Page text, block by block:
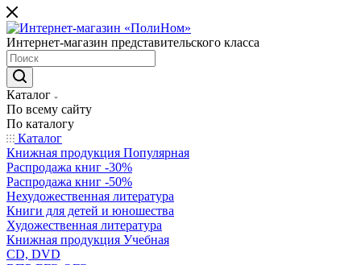
Интернет-магазин представительского класса
Каталог
По всему сайту
По каталогу
Каталог
Книжная продукция Популярная
Распродажа книг -30%
Распродажа книг -50%
Нехудожественная литература
Книги для детей и юношества
Художественная литература
Книжная продукция Учебная
CD, DVD